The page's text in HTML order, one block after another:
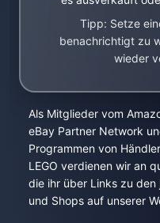
Tipp: Setze
benachrichtigt zu
wieder
Als Mitglieder vom
eBay Partner Network
Programmen von
LEGO verdienen wir an
die ihr über Links zu
und Shops auf unserer